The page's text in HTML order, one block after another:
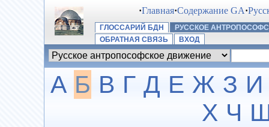
·Главная·Содержание GA·
ГЛОССАРИЙ БДН
РУССКОЕ
ОБРАТНАЯ СВЯЗЬ
ВХОД
А Б В Г Д Е Ж З И
Х Ч